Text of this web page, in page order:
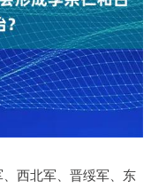
西北军、晋绥军、东